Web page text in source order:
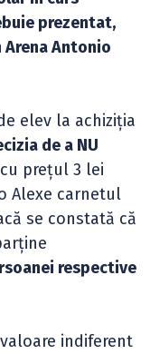
prezentat,
Antonio
elev la achiziția
de a NU
prețul 3 lei
Alexe carnetul
se constată că
respective
indiferent